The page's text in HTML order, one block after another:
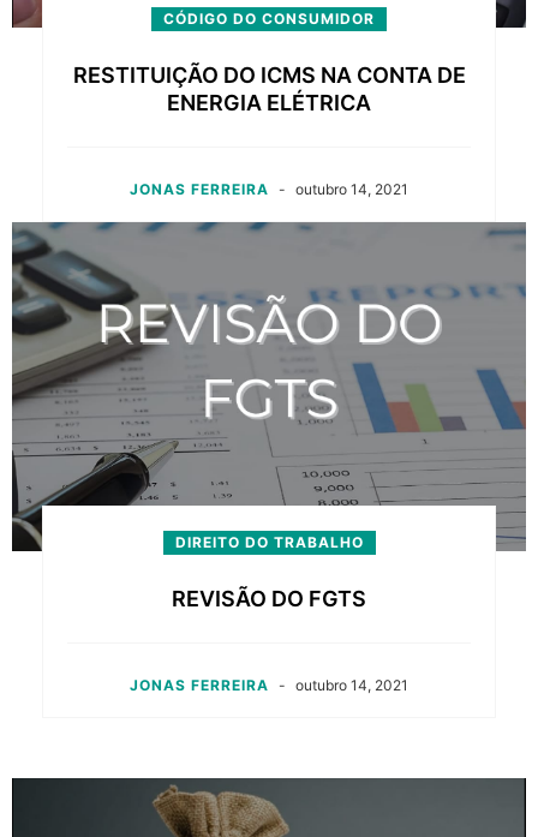
CÓDIGO DO CONSUMIDOR
RESTITUIÇÃO DO ICMS NA CONTA DE
ENERGIA ELÉTRICA
JONAS FERREIRA - outubro 14, 2021
DIREITO DO TRABALHO
REVISÃO DO FGTS
JONAS FERREIRA - outubro 14, 2021